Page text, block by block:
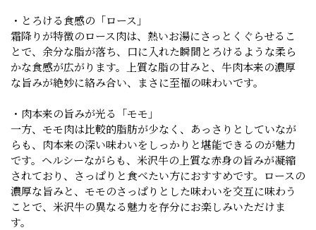
・とろける食感の「ロース」
霜降りが特徴のロース肉は、熱いお湯にさっとくぐらせるこ
とで、余分な脂が落ち、口に入れた瞬間とろけるような柔ら
かな食感が広がります。上質な脂の甘みと、牛肉本来の濃厚
な旨みが絶妙に絡み合い、まさに至福の味わいです。
・肉本来の旨みが光る「モモ」
一方、モモ肉は比較的脂肪が少なく、あっさりとしていなが
らも、肉本来の深い味わいをしっかりと堪能できるのが魅力
です。ヘルシーながらも、米沢牛の上質な赤身の旨みが凝縮
されており、さっぱりと食べたい方におすすめです。ロースの
濃厚な旨みと、モモのさっぱりとした味わいを交互に味わう
ことで、米沢牛の異なる魅力を存分にお楽しみいただけま
す。